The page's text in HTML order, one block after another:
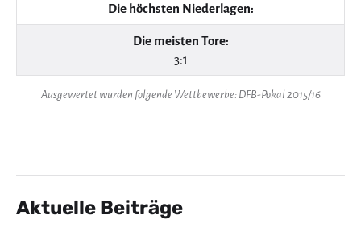
Die höchsten Niederlagen:
Die meisten Tore:
3:1
Ausgewertet wurden folgende Wettbewerbe: DFB-Pokal 2015/16
Aktuelle Beiträge